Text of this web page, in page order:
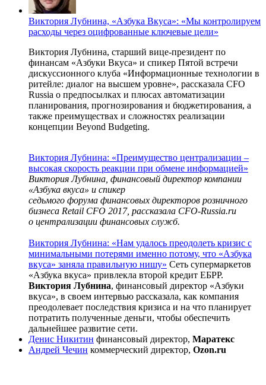
Виктория Лубнина, «Азбука Вкуса»: «Мы контролируем
расходы через оцифрованные ключевые цели»
Виктория Лубнина, старший вице-президент по
финансам «Азбуки Вкуса» и спикер Пятой встречи
дискуссионного клуба «Информационные технологии в
ритейле: диалог на высшем уровне», рассказала CFO
Russia о предпосылках и плюсах автоматизации
планирования, прогнозирования и бюджетирования, а
также преимуществах и сложностях реализации
концепции Beyond Budgeting.
Виктория Лубнина: «Преимущество централизации –
высокая скорость реакции при обмене информацией»
Виктория Лубнина, финансовый директор компании
«Азбука вкуса» и спикер
седьмого форума финансовых директоров розничного
бизнеса Retail CFO 2017, рассказала CFO-Russia.ru
о централизации финансовых служб.
Виктория Лубнина: «Нам удалось преодолеть кризис с
минимальными потерями именно потому, что «Азбука
вкуса» заняла правильную нишу» Сеть супермаркетов
«Азбука вкуса» привлекла второй кредит ЕБРР.
Виктория Лубнина, финансовый директор «Азбуки
вкуса», в своем интервью рассказала, как компания
преодолевает последствия кризиса и на что планирует
потратить полученные деньги, чтобы обеспечить
дальнейшее развитие сети.
Денис Никитин финансовый директор, Маратекс
Андрей Чечин коммерческий директор, Ozon.ru